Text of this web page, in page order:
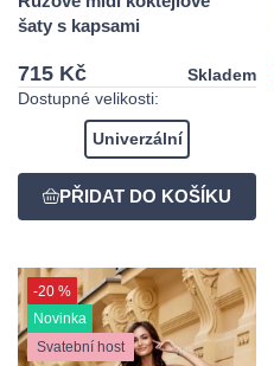
šaty s kapsami
715 Kč
Skladem
Dostupné velikosti:
Univerzální
-20 %
Novinka
Svatební host